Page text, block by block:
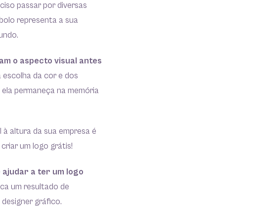
passar por diversas
representa a sua
o aspecto visual antes
escolha da cor e dos
permaneça na memória
altura da sua empresa é
um logo grátis!
a ter um logo
um resultado de
gráfico.